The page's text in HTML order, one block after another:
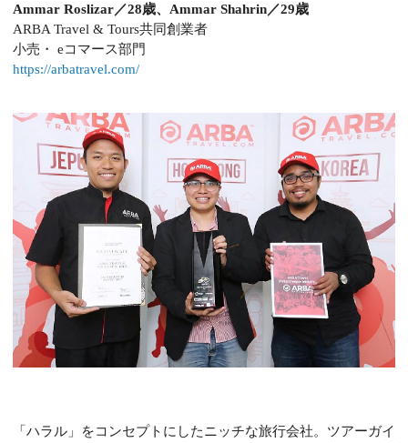
Ammar Roslizar／28歳、Ammar Shahrin／29歳
ARBA Travel & Tours共同創業者
小売・ eコマース部門
https://arbatravel.com/
「ハラル」をコンセプトにしたニッチな旅行会社。ツアーガイ